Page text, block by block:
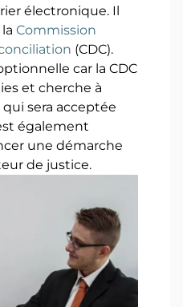
électronique. Il
laCommission
(CDC).
car la CDC
et cherche à
sera acceptée
également
une démarche
de justice.